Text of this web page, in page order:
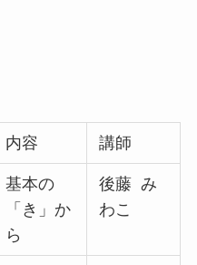
内容 講師
基本の
「き」か
ら
後藤 み
わこ